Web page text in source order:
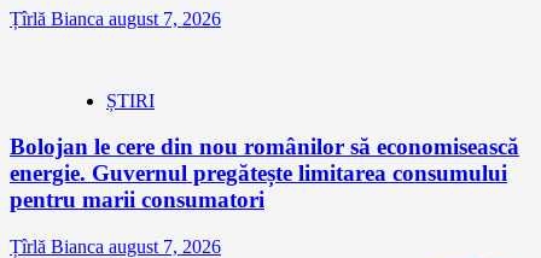
Țîrlă Bianca august 7, 2026
ȘTIRI
Bolojan le cere din nou românilor să economisească
energie. Guvernul pregătește limitarea consumului
pentru marii consumatori
Țîrlă Bianca august 7, 2026